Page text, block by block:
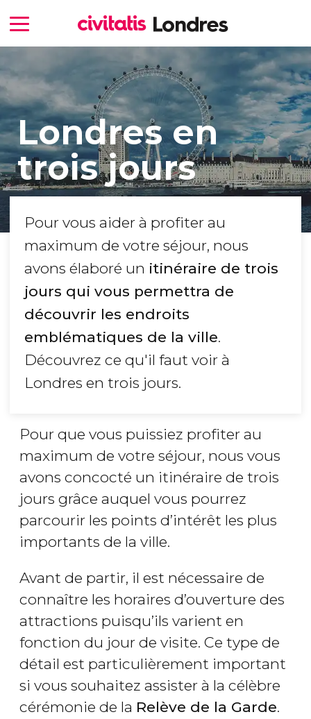
Londres en
trois jours
Pour vous aider à profiter au
maximum de votre séjour, nous
avons élaboré un itinéraire de trois
jours qui vous permettra de
découvrir les endroits
emblématiques de la ville.
Découvrez ce qu'il faut voir à
Londres en trois jours.
Pour que vous puissiez profiter au
maximum de votre séjour, nous vous
avons concocté un itinéraire de trois
jours grâce auquel vous pourrez
parcourir les points d’intérêt les plus
importants de la ville.
Avant de partir, il est nécessaire de
connaître les horaires d’ouverture des
attractions puisqu’ils varient en
fonction du jour de visite. Ce type de
détail est particulièrement important
si vous souhaitez assister à la célèbre
cérémonie de la Relève de la Garde.